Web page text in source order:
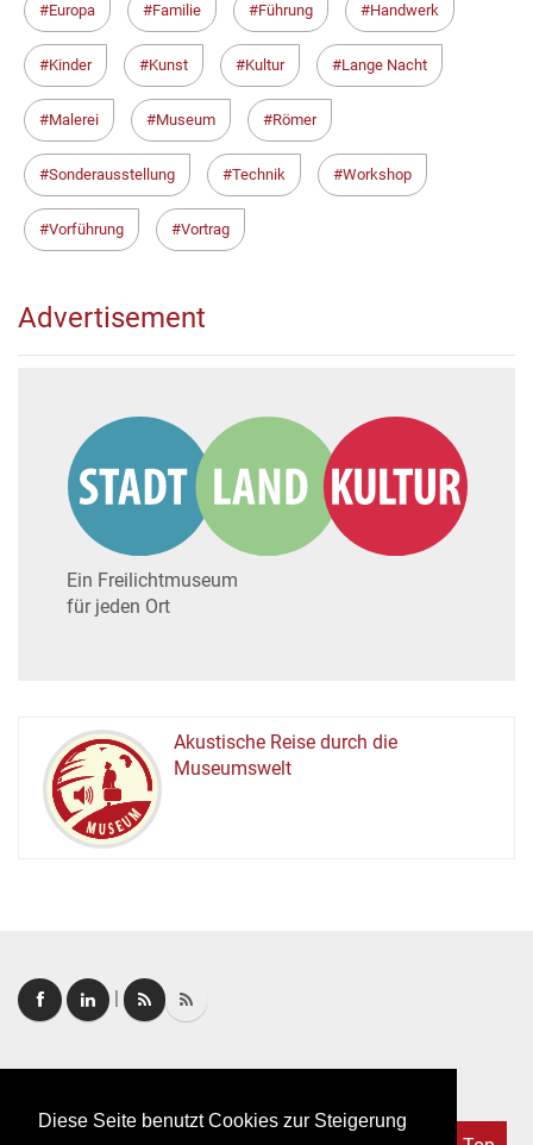
Diese Seite benutzt Cookies zur Steigerung
Europa Familie Führung Handwerk
Kinder Kunst Kultur Lange Nacht
Malerei Museum Römer
Sonderausstellung Technik Workshop
Vorführung Vortrag
Advertisement
Ein Freilichtmuseum
für jeden Ort
MUSEUM
Akustische Reise durch die
Museumswelt